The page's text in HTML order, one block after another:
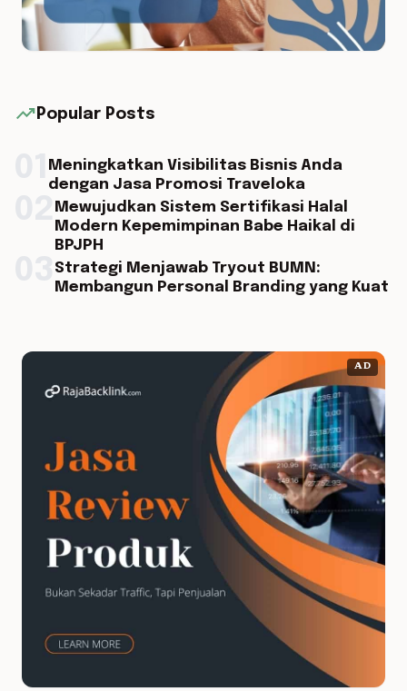
trending_up Popular Posts
Meningkatkan Visibilitas Bisnis Anda
dengan Jasa Promosi Traveloka
Mewujudkan Sistem Sertifikasi Halal
Modern Kepemimpinan Babe Haikal di
BPJPH
Strategi Menjawab Tryout BUMN:
Membangun Personal Branding yang Kuat
AD